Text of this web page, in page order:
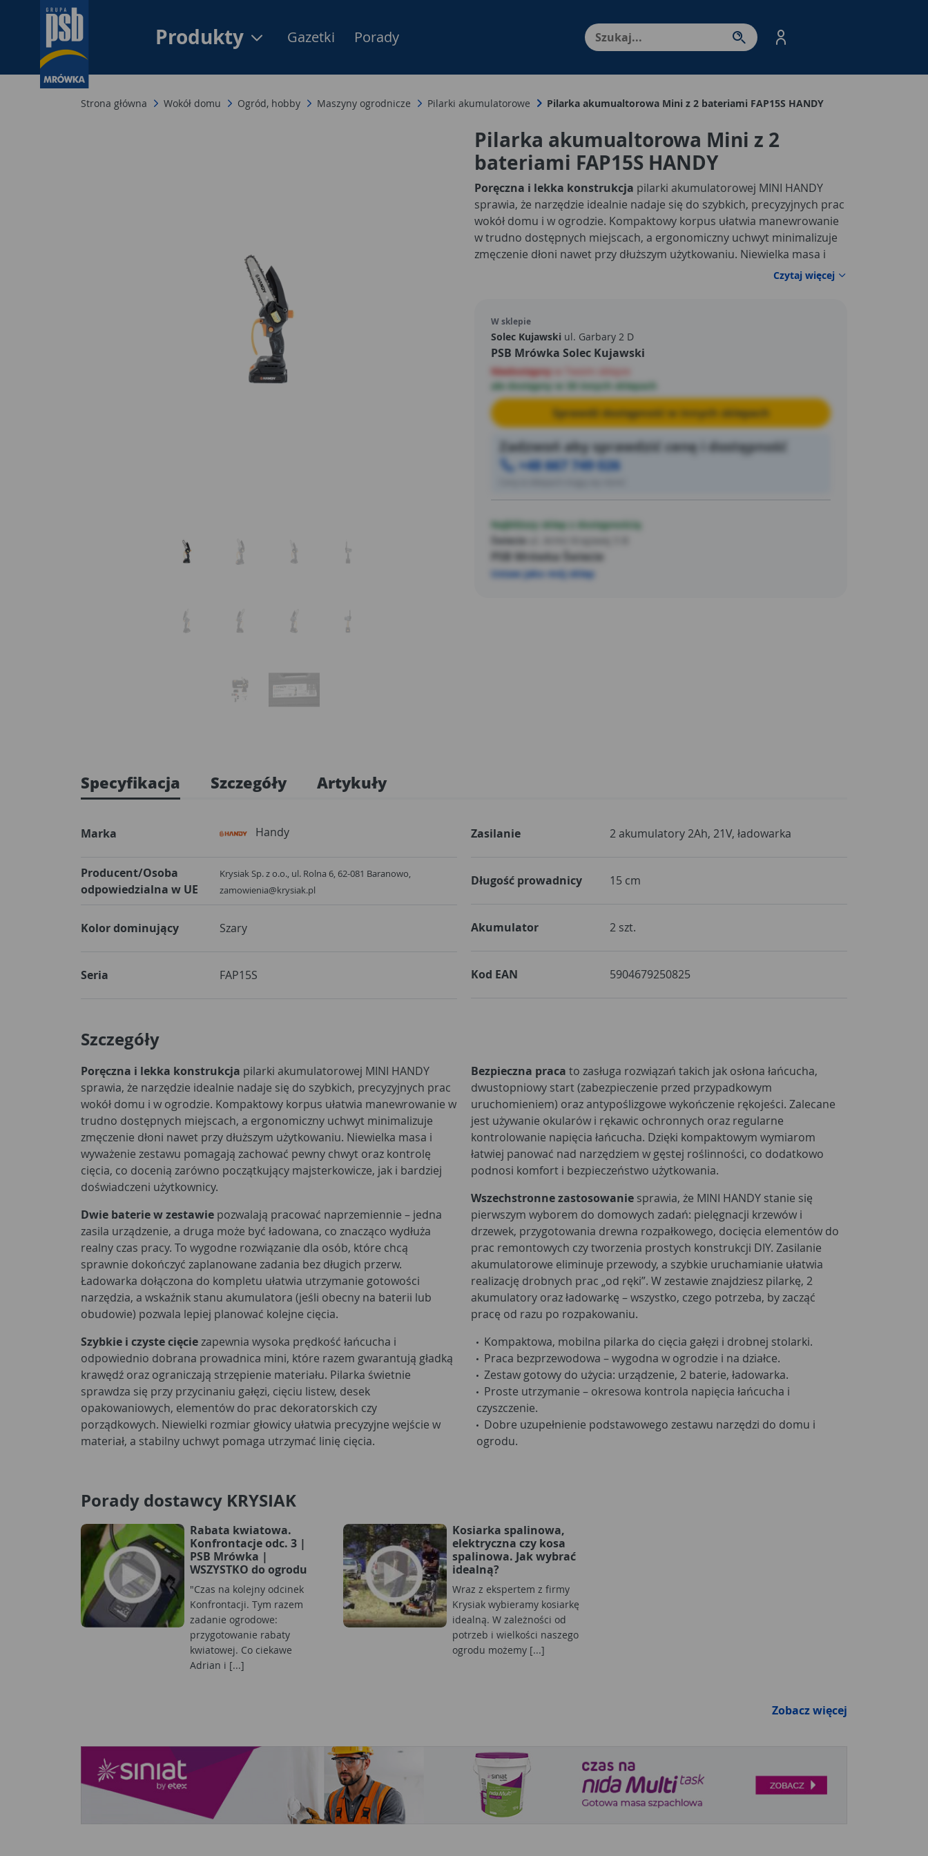
Produkty Menu Produktów, nawigacja: Enter - przejdź do strony produktów. Spacja – otwórz/
Gazetki Porady
Strona główna Wokół domu Ogród, hobby Maszyny ogrodnicze Pilarki akumulatorowe Pilarka akumualtorowa Mini z 2 bateriami FAP15S HANDY
Pilarka akumualtorowa Mini z 2
bateriami FAP15S HANDY
Poręczna i lekka konstrukcja pilarki akumulatorowej MINI HANDY
sprawia, że narzędzie idealnie nadaje się do szybkich, precyzyjnych prac
wokół domu i w ogrodzie. Kompaktowy korpus ułatwia manewrowanie
w trudno dostępnych miejscach, a ergonomiczny uchwyt minimalizuje
zmęczenie dłoni nawet przy dłuższym użytkowaniu. Niewielka masa i
wyważenie zestawu pomagają zachować pewny chwyt oraz kontrolę
Czytaj więcej
W sklepie
Solec Kujawski ul. Garbary 2 D
PSB Mrówka Solec Kujawski
Niedostępny w Twoim sklepie
ale dostępny w 30 innych sklepach
Sprawdź dostępność w innych sklepach
Zadzwoń aby sprawdzić cenę i dostępność
+48 667 749 026
Najbliższy sklep z dostępnością
Świecie
PSB Mrówka Świecie
Ustaw jako mój sklep
Specyfikacja Szczegóły Artykuły
Marka Handy
Producent/Osoba
odpowiedzialna w UE
Krysiak Sp. z o.o., ul. Rolna 6, 62-081 Baranowo,
zamowienia@krysiak.pl
Kolor dominujący Szary
Seria FAP15S
Zasilanie 2 akumulatory 2Ah, 21V, ładowarka
Długość prowadnicy 15 cm
Akumulator 2 szt.
Kod EAN 5904679250825
Szczegóły
Poręczna i lekka konstrukcja pilarki akumulatorowej MINI HANDY
sprawia, że narzędzie idealnie nadaje się do szybkich, precyzyjnych prac
wokół domu i w ogrodzie. Kompaktowy korpus ułatwia manewrowanie w
trudno dostępnych miejscach, a ergonomiczny uchwyt minimalizuje
zmęczenie dłoni nawet przy dłuższym użytkowaniu. Niewielka masa i
wyważenie zestawu pomagają zachować pewny chwyt oraz kontrolę
cięcia, co docenią zarówno początkujący majsterkowicze, jak i bardziej
doświadczeni użytkownicy.
Dwie baterie w zestawie pozwalają pracować naprzemiennie – jedna
zasila urządzenie, a druga może być ładowana, co znacząco wydłuża
realny czas pracy. To wygodne rozwiązanie dla osób, które chcą
sprawnie dokończyć zaplanowane zadania bez długich przerw.
Ładowarka dołączona do kompletu ułatwia utrzymanie gotowości
narzędzia, a wskaźnik stanu akumulatora (jeśli obecny na baterii lub
obudowie) pozwala lepiej planować kolejne cięcia.
Szybkie i czyste cięciezapewnia wysoka prędkość łańcucha i
odpowiednio dobrana prowadnica mini, które razem gwarantują gładką
krawędź oraz ograniczają strzępienie materiału. Pilarka świetnie
sprawdza się przy przycinaniu gałęzi, cięciu listew, desek
opakowaniowych, elementów do prac dekoratorskich czy
porządkowych. Niewielki rozmiar głowicy ułatwia precyzyjne wejście w
materiał, a stabilny uchwyt pomaga utrzymać linię cięcia.
Bezpieczna praca to zasługa rozwiązań takich jak osłona łańcucha,
dwustopniowy start (zabezpieczenie przed przypadkowym
uruchomieniem) oraz antypoślizgowe wykończenie rękojeści. Zalecane
jest używanie okularów i rękawic ochronnych oraz regularne
kontrolowanie napięcia łańcucha. Dzięki kompaktowym wymiarom
łatwiej panować nad narzędziem w gęstej roślinności, co dodatkowo
podnosi komfort i bezpieczeństwo użytkowania.
Wszechstronne zastosowanie sprawia, że MINI HANDY stanie się
pierwszym wyborem do domowych zadań: pielęgnacji krzewów i
drzewek, przygotowania drewna rozpałkowego, docięcia elementów do
prac remontowych czy tworzenia prostych konstrukcji DIY. Zasilanie
akumulatorowe eliminuje przewody, a szybkie uruchamianie ułatwia
realizację drobnych prac „od ręki”. W zestawie znajdziesz pilarkę, 2
akumulatory oraz ładowarkę – wszystko, czego potrzeba, by zacząć
pracę od razu po rozpakowaniu.
Kompaktowa, mobilna pilarka do cięcia gałęzi i drobnej stolarki.
Praca bezprzewodowa – wygodna w ogrodzie i na działce.
Zestaw gotowy do użycia: urządzenie, 2 baterie, ładowarka.
Proste utrzymanie – okresowa kontrola napięcia łańcucha i
czyszczenie.
Dobre uzupełnienie podstawowego zestawu narzędzi do domu i
ogrodu.
Porady dostawcy KRYSIAK
Rabata kwiatowa.
Konfrontacje odc. 3 |
PSB Mrówka |
WSZYSTKO do ogrodu
"Czas na kolejny odcinek
Konfrontacji. Tym razem
zadanie ogrodowe:
przygotowanie rabaty
kwiatowej. Co ciekawe
Adrian i [...]
Kosiarka spalinowa,
elektryczna czy kosa
spalinowa. Jak wybrać
idealną?
Wraz z ekspertem z firmy
Krysiak wybieramy kosiarkę
idealną. W zależności od
potrzeb i wielkości naszego
ogrodu możemy [...]
Zobacz więcej